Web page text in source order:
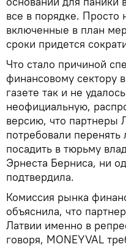
все в порядке. Просто
включенные в план
сроки придется
Что стало причиной
финансовому сектору
газете так и не
неофициальную,
версию, что партнеры
потребовали
посадить в тюрьму
Эрнеста Берниса, ни
подтвердила.
Комиссия рынка
объяснила, что
Латвии именно в
говоря, MONEYVAL